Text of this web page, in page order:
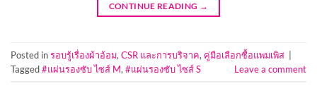
CONTINUE READING →
Posted inรอบรู้เรื่องผ้าอ้อม, CSR และการบริจาค, คู่มือเลือกซื้อแพมเพิส |
Tagged#แผ่นรองซับ ไซส์ M, #แผ่นรองซับ ไซส์ S Leave a comment